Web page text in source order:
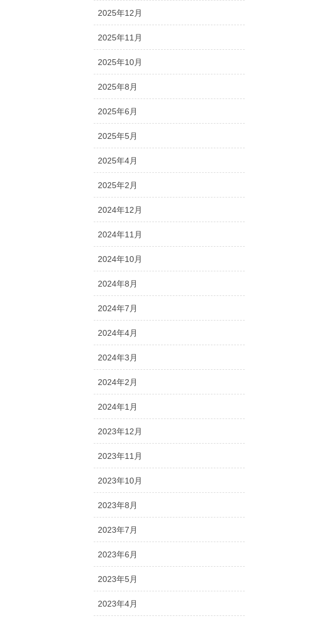
2025年12月
2025年11月
2025年10月
2025年8月
2025年6月
2025年5月
2025年4月
2025年2月
2024年12月
2024年11月
2024年10月
2024年8月
2024年7月
2024年4月
2024年3月
2024年2月
2024年1月
2023年12月
2023年11月
2023年10月
2023年8月
2023年7月
2023年6月
2023年5月
2023年4月